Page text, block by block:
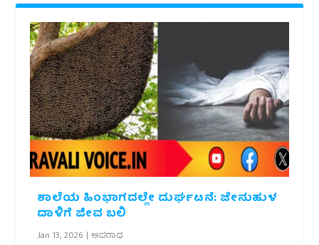
ಶಾಲೆಯ ಹಿಂಭಾಗದಲ್ಲೇ ದುರ್ಘಟನೆ: ಜೇನುಹುಳ
ದಾಳಿಗೆ ಜೀವ ಬಲಿ
Jan 13, 2026 | ಅಪರಾಧ